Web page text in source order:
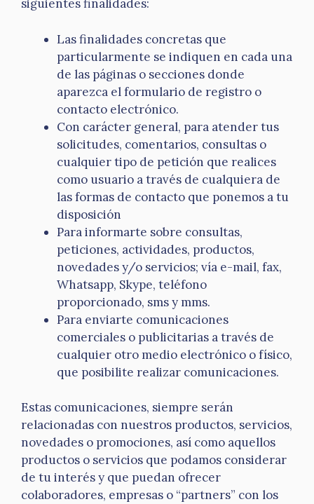
siguientes finalidades:
Las finalidades concretas que
particularmente se indiquen en cada una
de las páginas o secciones donde
aparezca el formulario de registro o
contacto electrónico.
Con carácter general, para atender tus
solicitudes, comentarios, consultas o
cualquier tipo de petición que realices
como usuario a través de cualquiera de
las formas de contacto que ponemos a tu
disposición
Para informarte sobre consultas,
peticiones, actividades, productos,
novedades y/o servicios; vía e-mail, fax,
Whatsapp, Skype, teléfono
proporcionado, sms y mms.
Para enviarte comunicaciones
comerciales o publicitarias a través de
cualquier otro medio electrónico o físico,
que posibilite realizar comunicaciones.
Estas comunicaciones, siempre serán
relacionadas con nuestros productos, servicios,
novedades o promociones, así como aquellos
productos o servicios que podamos considerar
de tu interés y que puedan ofrecer
colaboradores, empresas o “partners” con los